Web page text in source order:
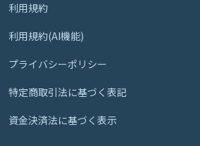
利用規約
利用規約(AI機能)
プライバシーポリシー
特定商取引法に基づく表記
資金決済法に基づく表示